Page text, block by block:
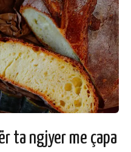
ta ngjyer me çapa